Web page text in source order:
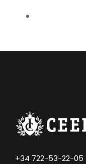
+34 722-53-22-05